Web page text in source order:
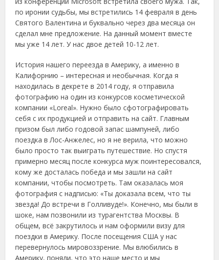
по иронии судьбы, мы встретились 14 февраля в день
Святого Валентина и буквально через два месяца он
сделал мне предложение. На данный момент вместе
мы уже 14 лет. У нас двое детей 10-12 лет.
История нашего переезда в Америку, а именно в
Калифорнию – интересная и необычная. Когда я
находилась в декрете в 2014 году, я отправила
фотографию на один из конкурсов косметической
компании «Loreal». Нужно было сфотографировать
себя с их продукцией и отправить на сайт. Главным
призом был либо годовой запас шампуней, либо
поездка в Лос-Анжелес, но я не верила, что можно
было просто так выиграть путешествие. Но спустя
примерно месяц после конкурса муж поинтересовался,
кому же досталась победа и мы зашли на сайт
компании, чтобы посмотреть. Там оказалась моя
фотография с надписью: «Ты доказала всем, что ты
звезда! До встречи в Голливуде!». Конечно, мы были в
шоке, нам позвонили из турагентства Москвы. В
общем, всё закрутилось и нам оформили визу для
поездки в Америку. После посещения США у нас
перевернулось мировоззрение. Мы влюбились в
Америку, поняли, что это наше место и мы